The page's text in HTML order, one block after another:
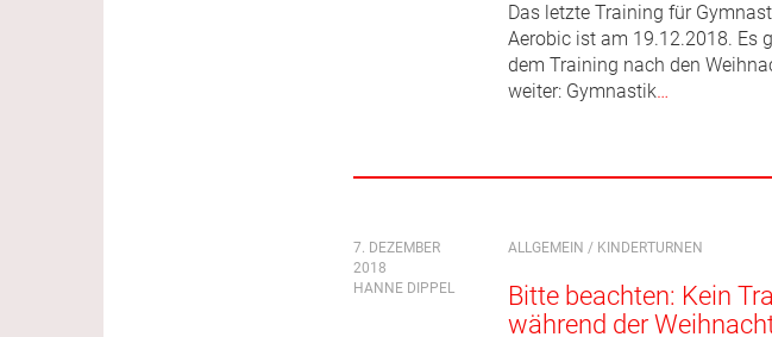
Das letzte Training für
Aerobic ist am 19.12.2018. Es
dem Training nach den
weiter: Gymnastik…
7. DEZEMBER
2018
HANNE DIPPEL
ALLGEMEIN / KINDERTURNEN
Bitte beachten: Kein
während der